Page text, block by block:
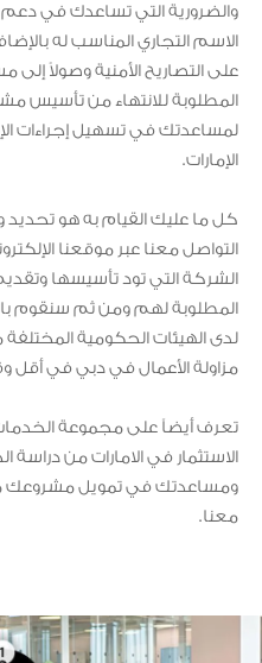
والضرورية التي تساعدك في دعم
الاسم التجاري المناسب له
على التصاريح الأمنية وصولاً
المطلوبة للانتهاء من تأسيس
لمساعدتك في تسهيل إجراءات
الإمارات.
كل ما عليك القيام به هو تحديد
التواصل معنا عبر موقعنا
الشركة التي تود تأسيسها
المطلوبة لهم ومن ثم سنقوم
لدى الهيئات الحكومية
مزاولة الأعمال في دبي في
تعرف أيضاً على مجموعة
الاستثمار في الامارات من
ومساعدتك في تمويل مشروعك
معنا.